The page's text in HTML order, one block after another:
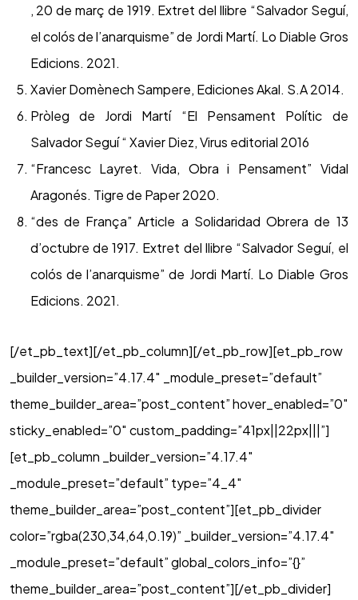
, 20 de març de 1919. Extret del llibre “Salvador Seguí,
el colós de l’anarquisme” de Jordi Martí. Lo Diable Gros
Edicions. 2021.
Xavier Domènech Sampere, Ediciones Akal. S.A 2014.
Pròleg de Jordi Martí “El Pensament Polític de
Salvador Seguí “ Xavier Diez, Virus editorial 2016
“Francesc Layret. Vida, Obra i Pensament” Vidal
Aragonés. Tigre de Paper 2020.
“des de França” Article a Solidaridad Obrera de 13
d’octubre de 1917. Extret del llibre “Salvador Seguí, el
colós de l’anarquisme” de Jordi Martí. Lo Diable Gros
Edicions. 2021.
[/et_pb_text][/et_pb_column][/et_pb_row][et_pb_row
_builder_version=”4.17.4″ _module_preset=”default”
theme_builder_area=”post_content” hover_enabled=”0″
sticky_enabled=”0″ custom_padding=”41px||22px|||”]
[et_pb_column _builder_version=”4.17.4″
_module_preset=”default” type=”4_4″
theme_builder_area=”post_content”][et_pb_divider
color=”rgba(230,34,64,0.19)” _builder_version=”4.17.4″
_module_preset=”default” global_colors_info=”{}”
theme_builder_area=”post_content”][/et_pb_divider]